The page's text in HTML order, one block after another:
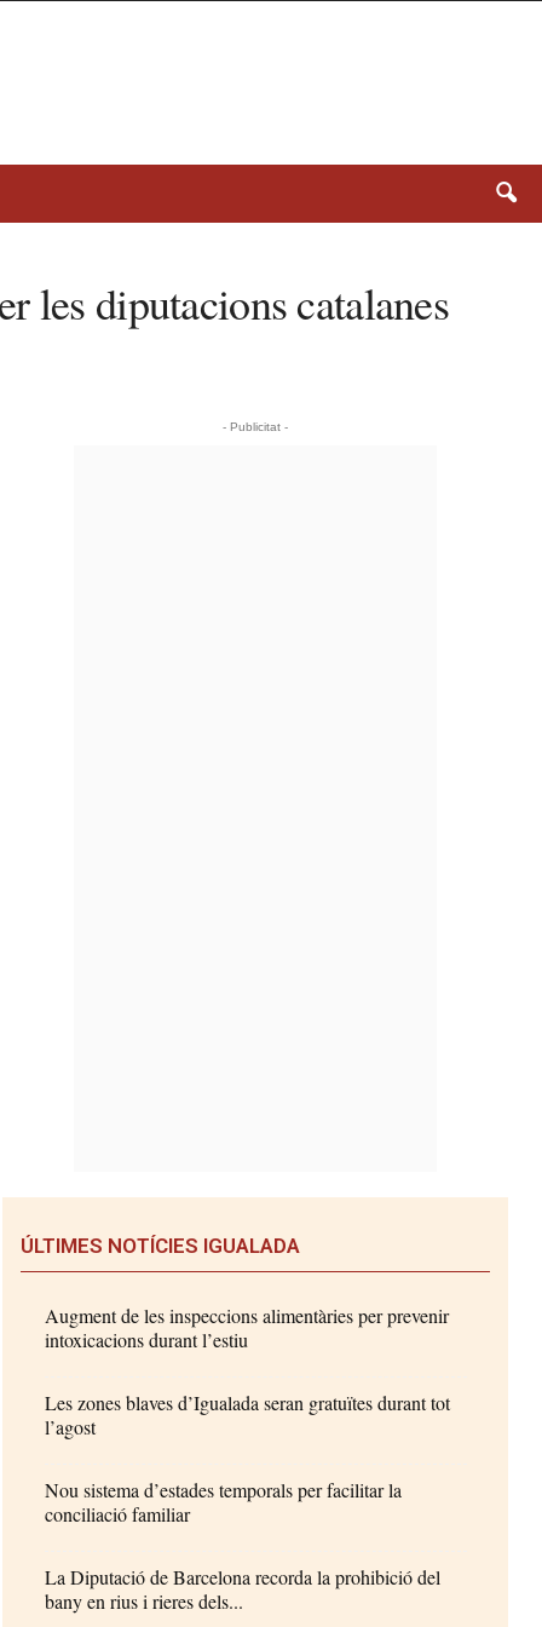
les diputacions catalanes
- Publicitat -
ÚLTIMES NOTÍCIES IGUALADA
Augment de les inspeccions alimentàries per prevenir
intoxicacions durant l’estiu
Les zones blaves d’Igualada seran gratuïtes durant tot
l’agost
Nou sistema d’estades temporals per facilitar la
conciliació familiar
La Diputació de Barcelona recorda la prohibició del
bany en rius i rieres dels...